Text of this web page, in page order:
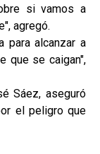
si vamos a
agregó.
para alcanzar a
que se caigan",
Sáez, aseguró
el peligro que